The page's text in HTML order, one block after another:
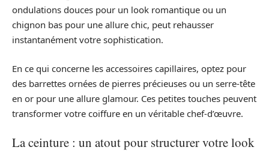
ondulations douces pour un look romantique ou un
chignon bas pour une allure chic, peut rehausser
instantanément votre sophistication.
En ce qui concerne les accessoires capillaires, optez pour
des barrettes ornées de pierres précieuses ou un serre-tête
en or pour une allure glamour. Ces petites touches peuvent
transformer votre coiffure en un véritable chef-d’œuvre.
La ceinture : un atout pour structurer votre look